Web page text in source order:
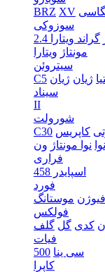
BRZ XV
سوزوکی
گراند ویتارا 2.4
مونتاژ ویتارا
سیتروئن
C5
ژیان ژیان
سیناد
II
شورولت
C30 کاپریس
نوا نوا مونتاژ ون
فراری
اسپایدر 458
فورد
فیوژن موستانگ
فولکس
کدی گل گلف
فیات
500 سی ینا
کاپرا